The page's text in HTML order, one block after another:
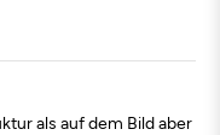
als auf dem Bild aber